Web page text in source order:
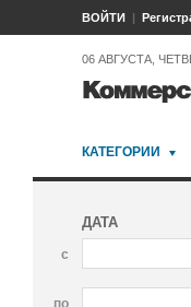
ВОЙТИ
06 АВГУСТА,
КАТЕГОРИИ
ДАТА
с
по